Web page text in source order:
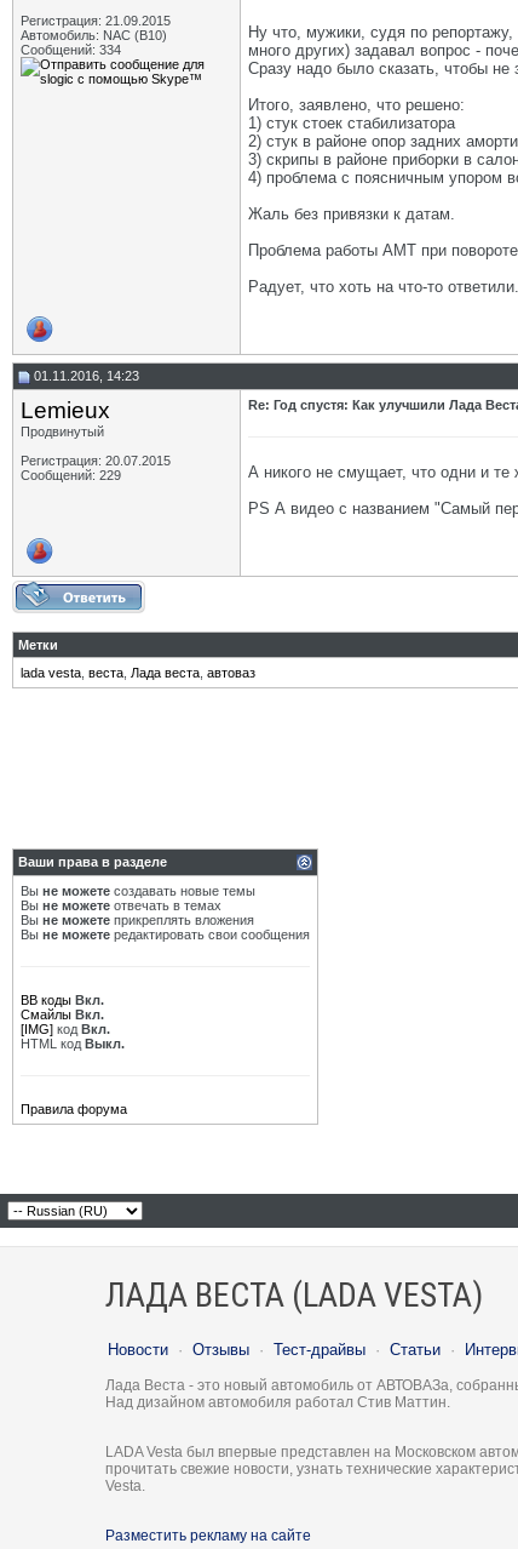
Регистрация: 21.09.2015
Автомобиль: NAC (B10)
Сообщений: 334
Ну что, мужики, судя по
много других) задавал вопрос -
Сразу надо было сказать, чтобы
Итого, заявлено, что решено:
1) стук стоек стабилизатора
2) стук в районе опор задних
3) скрипы в районе приборки в
4) проблема с поясничным упором
Жаль без привязки к датам.
Проблема работы АМТ при
Радует, что хоть на что-то
01.11.2016, 14:23
Lemieux
Продвинутый
Регистрация: 20.07.2015
Сообщений: 229
Re: Год спустя: Как улучшили Лада
А никого не смущает, что одни и
PS А видео с названием "Самый
Метки
lada vesta веста Лада веста автоваз
Ваши права в разделе
Вы не можете создавать новые темы
Вы не можете отвечать в темах
Вы не можете прикреплять вложения
Вы не можете редактировать свои сообщения
BB коды Вкл.
Смайлы Вкл.
[IMG] код Вкл.
HTML код Выкл.
Правила форума
ЛАДА ВЕСТА (LADA VESTA)
Новости · Отзывы · Тест-драйвы · Статьи ·
Лада Веста - это новый автомобиль от АВТОВАЗа,
Над дизайном автомобиля работал Стив Маттин.
LADA Vesta был впервые представлен на Московском
прочитать свежие новости, узнать технические
Vesta.
Разместить рекламу на сайте